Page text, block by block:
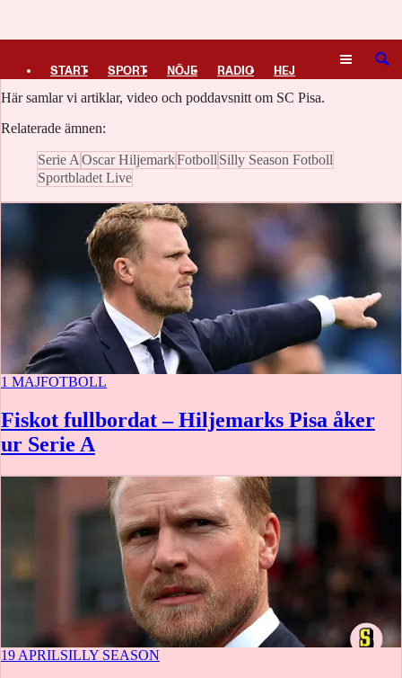
START SPORT NÖJE RADIO HEJ SÖK
SC Pisa
Här samlar vi artiklar, video och poddavsnitt om SC Pisa.
Relaterade ämnen:
Serie A Oscar HiljemarkFotboll Silly Season Fotboll
Sportbladet Live
1 MAJFOTBOLL
Fiskot fullbordat – Hiljemarks Pisa åker
ur Serie A
19 APRILSILLY SEASON